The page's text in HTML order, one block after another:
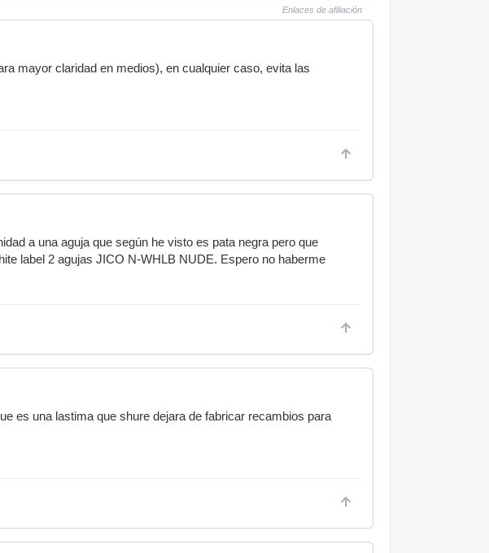
Enlaces de afiliación
mayor claridad en medios), en cualquier caso, evita las
a una aguja que según he visto es pata negra pero que
label 2 agujas JICO N-WHLB NUDE. Espero no haberme
es una lastima que shure dejara de fabricar recambios para